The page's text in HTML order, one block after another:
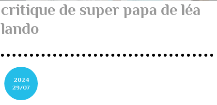
critique de super papa de léa
lando
2024
29/07